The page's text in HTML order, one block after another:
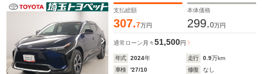
支払総額
307.7万円
本体価格
299.0万円
通常ローン 月々51,500円
年式 2024年 走行 0.9万km
車検
'27/10 修復
なし